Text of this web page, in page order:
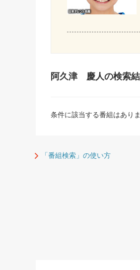
阿久津 慶人の検索
条件に該当する番組はありま
「番組検索」の使い方